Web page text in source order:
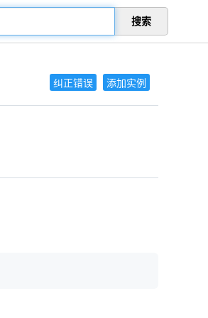
搜索
纠正错误 添加实例